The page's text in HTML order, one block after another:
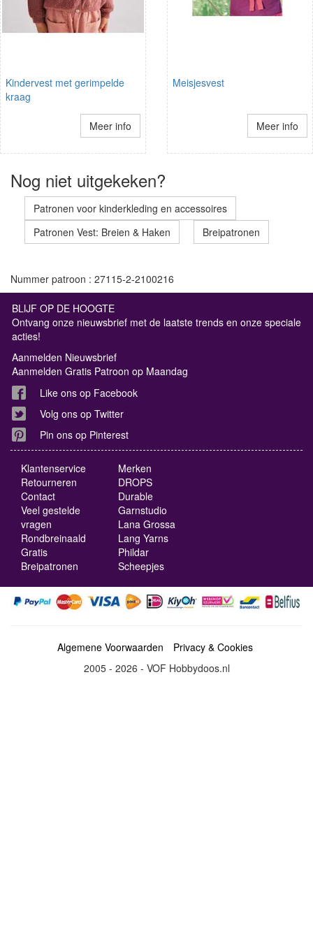
Kindervest met gerimpelde
kraag
Meer info
Meisjesvest
Meer info
Nog niet uitgekeken?
Patronen voor kinderkleding en accessoires
Patronen Vest: Breien & Haken
Breipatronen
Nummer patroon : 27115-2-2100216
BLIJF OP DE HOOGTE
Ontvang onze nieuwsbrief met de laatste trends en onze speciale
acties!
Aanmelden Nieuwsbrief
Aanmelden Gratis Patroon op Maandag
Like ons op Facebook
Volg ons op Twitter
Pin ons op Pinterest
Klantenservice
Retourneren
Contact
Veel gestelde
vragen
Rondbreinaald
Gratis
Breipatronen
Merken
DROPS
Durable
Garnstudio
Lana Grossa
Lang Yarns
Phildar
Scheepjes
Algemene Voorwaarden
Privacy & Cookies
2005 - 2026 - VOF Hobbydoos.nl